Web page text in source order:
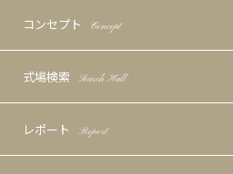
コンセプト Concept
式場検索 Search Hall
レポート Report